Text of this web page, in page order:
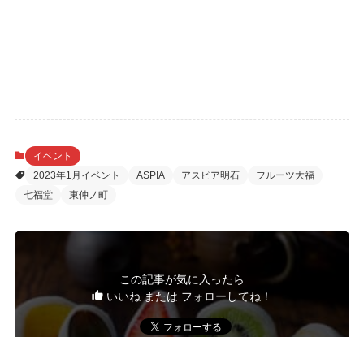
イベント
2023年1月イベント
ASPIA アスピア明石
フルーツ大福
七福堂
東仲ノ町
この記事が気に入ったら
いいね または フォローしてね！